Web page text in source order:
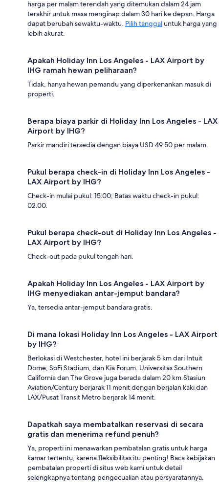
harga per malam terendah yang ditemukan dalam 24 jam
terakhir untuk masa menginap dalam 30 hari ke depan. Harga
dapat berubah sewaktu-waktu. Pilih tanggal untuk harga yang
lebih akurat.
Apakah Holiday Inn Los Angeles - LAX Airport by
IHG ramah hewan peliharaan?
Tidak, hanya hewan pemandu yang diperkenankan masuk di
properti.
Berapa biaya parkir di Holiday Inn Los Angeles - LAX
Airport by IHG?
Parkir mandiri tersedia dengan biaya USD 49.50 per malam.
Pukul berapa check-in di Holiday Inn Los Angeles -
LAX Airport by IHG?
Check-in mulai pukul: 15.00; Batas waktu check-in pukul:
02.00.
Pukul berapa check-out di Holiday Inn Los Angeles -
LAX Airport by IHG?
Check-out pada pukul tengah hari.
Apakah Holiday Inn Los Angeles - LAX Airport by
IHG menyediakan antar-jemput bandara?
Ya, tersedia antar-jemput bandara gratis.
Di mana lokasi Holiday Inn Los Angeles - LAX Airport
by IHG?
Berlokasi di Westchester, hotel ini berjarak 5 km dari Intuit
Dome, SoFi Stadium, dan Kia Forum. Universitas Southern
California dan The Grove juga berada dalam 20 km.Stasiun
Aviation/Century berjarak 11 menit dengan berjalan kaki dan
LAX/Pusat Transit Metro berjarak 14 menit.
Dapatkah saya membatalkan reservasi di secara
gratis dan menerima refund penuh?
Ya, properti ini menawarkan pembatalan gratis untuk harga
kamar tertentu, karena fleksibilitas itu penting! Baca kebijakan
pembatalan properti di situs web kami untuk detail
selengkapnya tentang pengecualian atau persyaratannya.